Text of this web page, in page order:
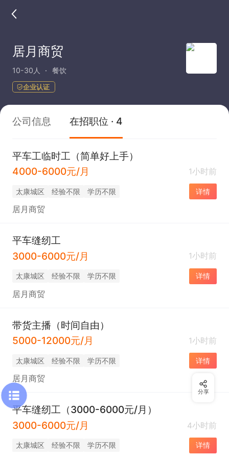
居月商贸
10-30人 餐饮
企业认证
公司信息 在招职位 · 4
平车工临时工（简单好上手）
4000-6000元/月
1小时前
太康城区 经验不限 学历不限 详情
居月商贸
平车缝纫工
3000-6000元/月
1小时前
太康城区 经验不限 学历不限 详情
居月商贸
带货主播（时间自由）
5000-12000元/月
1小时前
太康城区 经验不限 学历不限 详情
居月商贸
平车缝纫工（3000-6000元/月）
3000-6000元/月
4小时前
太康城区 经验不限 学历不限 详情
分享